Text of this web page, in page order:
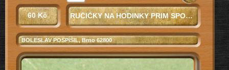
60 Kč RUČIČKY NA HODINKY PRIM SPORT QUARTZ - NEPOUŽITÉ
ks vložit do košíku